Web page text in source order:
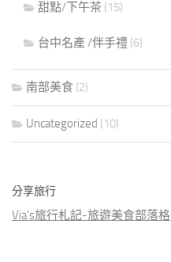
甜點/下午茶 (15)
台中名產 /伴手禮 (6)
南部美食 (2)
Uncategorized (10)
分享旅行
Via's旅行札記-旅遊美食部落格